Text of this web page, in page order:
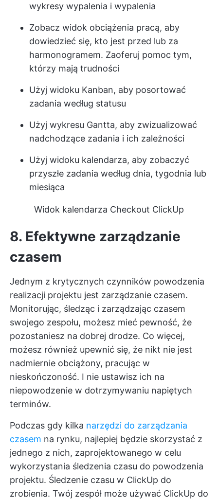
wykresy wypalenia i wypalenia
Zobacz widok obciążenia pracą, aby
dowiedzieć się, kto jest przed lub za
harmonogramem. Zaoferuj pomoc tym,
którzy mają trudności
Użyj widoku Kanban, aby posortować
zadania według statusu
Użyj wykresu Gantta, aby zwizualizować
nadchodzące zadania i ich zależności
Użyj widoku kalendarza, aby zobaczyć
przyszłe zadania według dnia, tygodnia lub
miesiąca
Widok kalendarza Checkout ClickUp
8. Efektywne zarządzanie
czasem
Jednym z krytycznych czynników powodzenia
realizacji projektu jest zarządzanie czasem.
Monitorując, śledząc i zarządzając czasem
swojego zespołu, możesz mieć pewność, że
pozostaniesz na dobrej drodze. Co więcej,
możesz również upewnić się, że nikt nie jest
nadmiernie obciążony, pracując w
nieskończoność. I nie ustawisz ich na
niepowodzenie w dotrzymywaniu napiętych
terminów.
Podczas gdy kilka narzędzi do zarządzania
czasem na rynku, najlepiej będzie skorzystać z
jednego z nich, zaprojektowanego w celu
wykorzystania śledzenia czasu do powodzenia
projektu. Śledzenie czasu w ClickUp do
zrobienia. Twój zespół może używać ClickUp do